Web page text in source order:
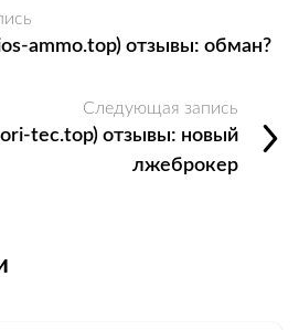
ammo.top) отзывы: обман?
Следующая запись
tec.top) отзывы: новый
лжеброкер